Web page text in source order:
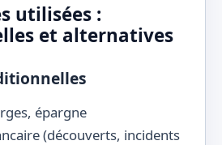
utilisées :
et alternatives
épargne
(découverts, incidents